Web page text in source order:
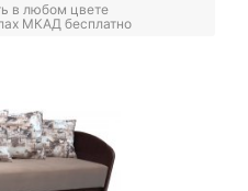
в любом цвете
МКАД бесплатно